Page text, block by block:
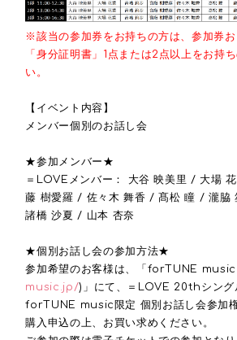
※該当の参加券をお持ちの方は、参加券
「身分証明書」1点または2点以上をお持
い。
【イベント内容】
メンバー個別のお話し会
★参加メンバー★
＝LOVEメンバー： 大谷 映美里 / 大場
藤 樹愛羅 / 佐々木 舞香 / 髙松 瞳 / 瀧脇
諸橋 沙夏 / 山本 杏奈
★個別お話し会の参加方法★
参加希望のお客様は、「forTUNE
music.jp/)」にて、＝LOVE 20thシング
forTUNE music限定 個別お話し会参加
購入申込の上、お買い求めください。